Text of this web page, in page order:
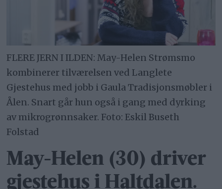
FLERE JERN I ILDEN: May-Helen Strømsmo
kombinerer tilværelsen ved Langlete
Gjestehus med jobb i Gaula Tradisjonsmøbler i
Ålen. Snart går hun også i gang med dyrking
av mikrogrønnsaker. Foto: Eskil Buseth
Folstad
May-Helen (30) driver
gjestehus i Haltdalen.